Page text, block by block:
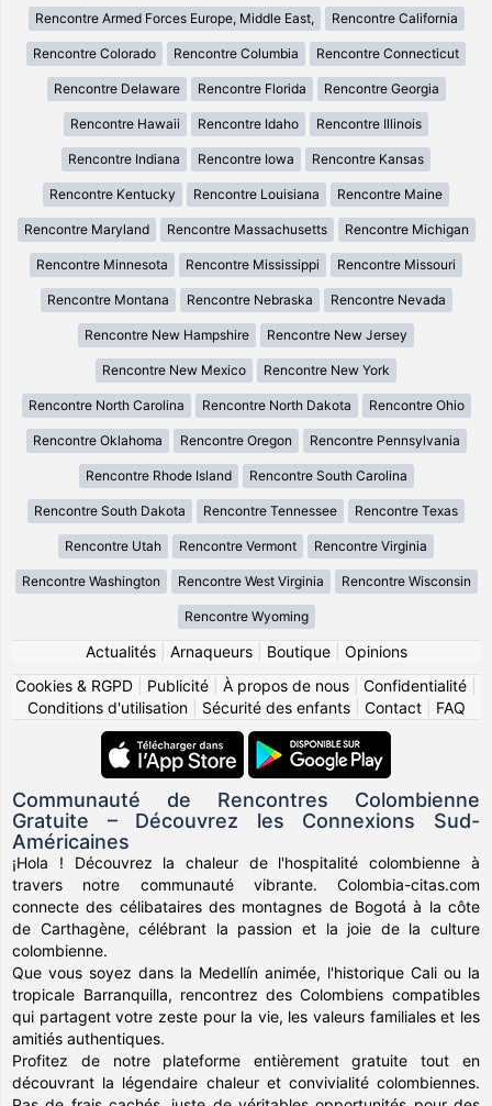
Rencontre Armed Forces Europe, Middle East, Rencontre California
Rencontre Colorado Rencontre Columbia Rencontre Connecticut
Rencontre Delaware Rencontre Florida Rencontre Georgia
Rencontre Hawaii Rencontre Idaho Rencontre Illinois
Rencontre Indiana Rencontre Iowa Rencontre Kansas
Rencontre Kentucky Rencontre Louisiana Rencontre Maine
Rencontre Maryland Rencontre Massachusetts Rencontre Michigan
Rencontre Minnesota Rencontre Mississippi Rencontre Missouri
Rencontre Montana Rencontre Nebraska Rencontre Nevada
Rencontre New Hampshire Rencontre New Jersey
Rencontre New Mexico Rencontre New York
Rencontre North Carolina Rencontre North Dakota Rencontre Ohio
Rencontre Oklahoma Rencontre Oregon Rencontre Pennsylvania
Rencontre Rhode Island Rencontre South Carolina
Rencontre South Dakota Rencontre Tennessee Rencontre Texas
Rencontre Utah Rencontre Vermont Rencontre Virginia
Rencontre Washington Rencontre West Virginia Rencontre Wisconsin
Rencontre Wyoming
Actualités| Arnaqueurs| Boutique| Opinions
Cookies & RGPD
Publicité À propos de nous Confidentialité
Conditions d'utilisation| Sécurité des enfants| Contact| FAQ
Communauté de Rencontres Colombienne
Gratuite – Découvrez les Connexions Sud-
Américaines
¡Hola ! Découvrez la chaleur de l'hospitalité colombienne à
travers notre communauté vibrante. Colombia-citas.com
connecte des célibataires des montagnes de Bogotá à la côte
de Carthagène, célébrant la passion et la joie de la culture
colombienne.
Que vous soyez dans la Medellín animée, l'historique Cali ou la
tropicale Barranquilla, rencontrez des Colombiens compatibles
qui partagent votre zeste pour la vie, les valeurs familiales et les
amitiés authentiques.
Profitez de notre plateforme entièrement gratuite tout en
découvrant la légendaire chaleur et convivialité colombiennes.